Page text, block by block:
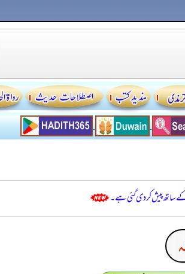
ساتھ پیش کر دی گئی ہے۔